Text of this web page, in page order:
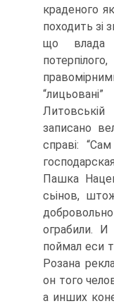
краденого
походить зі
що влада
записано
справі:
Пашка
сьінов,
ограбили.
поймал еси
Розана
он того
а инших